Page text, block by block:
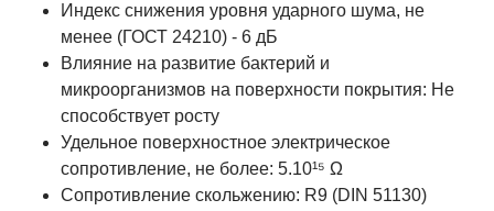
Индекс снижения уровня ударного шума, не
менее (ГОСТ 24210) - 6 дБ
Влияние на развитие бактерий и
микроорганизмов на поверхности покрытия: Не
способствует росту
Удельное поверхностное электрическое
cопротивление, не более: 5.10¹⁵ Ω
Сопротивление скольжению: R9 (DIN 51130)